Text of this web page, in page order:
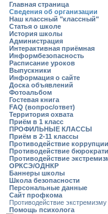
Главная страница
Сведения об организации
Наш классный "классный"
Статья о школе
История школы
Администрация
Интерактивная приёмная
Информбезопасность
Расписание уроков
Выпускники
Информация о сайте
Доска объявлений
Фотоальбом
Гостевая книга
FAQ (вопрос/ответ)
Территория охвата
Приём в 1 класс
ПРОФИЛЬНЫЕ КЛАССЫ
Приём в 2-11 классы
Противодействие коррупции
Противодействие
Противодействие
ОРКСЭ/ОДНКР
Баннеры школы
Школа безопасности
Персональные данные
Сайт профкома
Противодействие экстремизму
Помощь психолога